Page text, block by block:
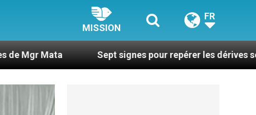
MISSION
FR
Sept signes pour repérer les dérives sectaires du